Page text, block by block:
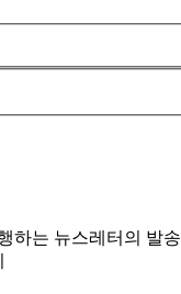
하는 뉴스레터의 발송